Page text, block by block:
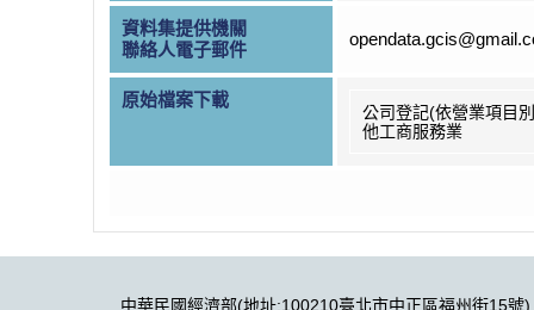
資料集提供機關
聯絡人電子郵件
原始檔案下載
公司登記(依營業項目
他工商服務業
中華民國經濟部(地址:100210臺北市中正區福州街15號)